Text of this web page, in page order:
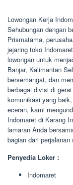
Lowongan Kerja
Sehubungan dengan
Prismatama,
jejaring toko
lowongan untuk
Banjar, Kalimantan
bersemangat, dan
berbagai divisi di
komunikasi yang
eceran, kami
Indomaret di Karang
lamaran Anda
bagian dari
Penyedia Loker :
Indomaret